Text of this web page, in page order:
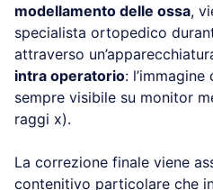
modellamento delle ossa,
specialista ortopedico
attraverso
intra operatorio:
sempre visibile su monitor
raggi x).
La correzione finale viene
contenitivo particolare che